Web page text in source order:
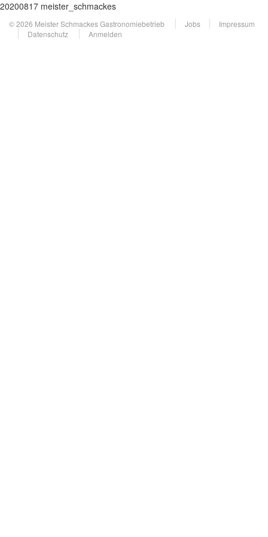
20200817 meister_schmackes
© 2026 Meister Schmackes Gastronomiebetrieb Jobs
Impressum
Datenschutz
Anmelden